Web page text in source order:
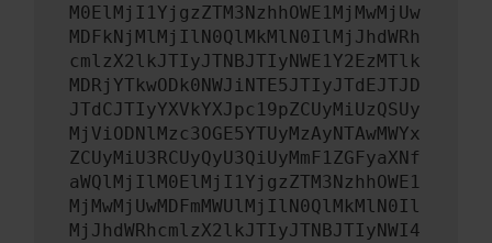
M0ElMjI1YjgzZTM3NzhhOWE1MjMwMjUw
MDFkNjMlMjIlN0QlMkMlN0IlMjJhdWRh
cmlzX2lkJTIyJTNBJTIyNWE1Y2EzMTlk
MDRjYTkwODk0NWJiNTE5JTIyJTdEJTJD
JTdCJTIyYXVkYXJpc19pZCUyMiUzQSUy
MjViODNlMzc3OGE5YTUyMzAyNTAwMWYx
ZCUyMiU3RCUyQyU3QiUyMmF1ZGFyaXNf
aWQlMjIlM0ElMjI1YjgzZTM3NzhhOWE1
MjMwMjUwMDFmMWUlMjIlN0QlMkMlN0Il
MjJhdWRhcmlzX2lkJTIyJTNBJTIyNWI4